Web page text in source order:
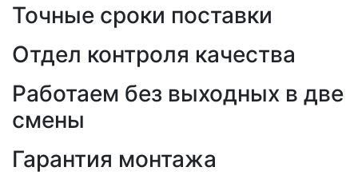
Точные сроки поставки
Отдел контроля качества
Работаем без выходных в две
смены
Гарантия монтажа